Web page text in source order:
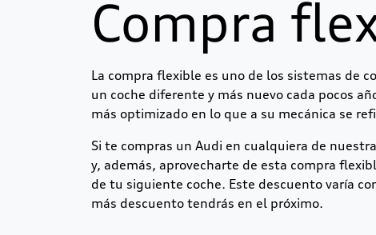
Compra
La compra flexible es uno de los sistemas de
un coche diferente y más nuevo cada pocos
más optimizado en lo que a su mecánica se
Si te compras un Audi en cualquiera de
y, además, aprovecharte de esta compra
de tu siguiente coche. Este descuento varía
más descuento tendrás en el próximo.